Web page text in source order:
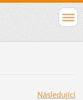
Následující